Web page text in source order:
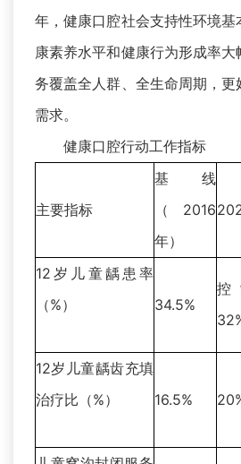
年，健康口腔社会支持性环境
康素养水平和健康行为形成率大
务覆盖全人群、全生命周期，
需求。
健康口腔行动工作指标
主要指标
基线
（2016
年）
12岁儿童龋患率
（%）
34.5%
控
12岁儿童龋齿充填
治疗比（%）
16.5%